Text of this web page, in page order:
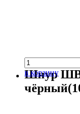
в корзину
Шнур